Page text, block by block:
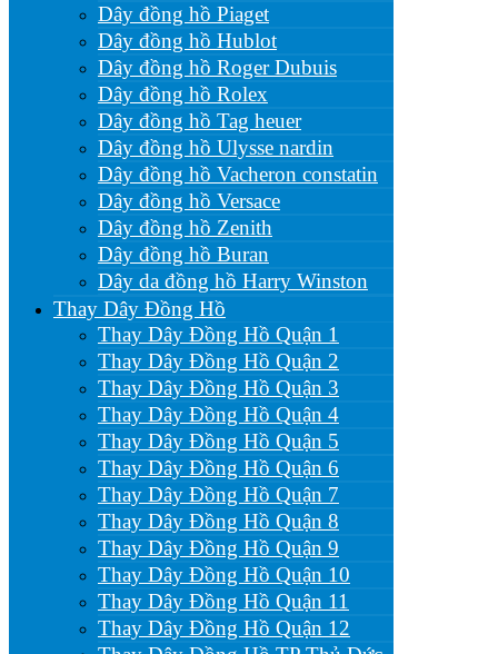
Dây đồng hồ Piaget
Dây đồng hồ Hublot
Dây đồng hồ Roger Dubuis
Dây đồng hồ Rolex
Dây đồng hồ Tag heuer
Dây đồng hồ Ulysse nardin
Dây đồng hồ Vacheron constatin
Dây đồng hồ Versace
Dây đồng hồ Zenith
Dây đồng hồ Buran
Dây da đồng hồ Harry Winston
Thay Dây Đồng Hồ
Thay Dây Đồng Hồ Quận 1
Thay Dây Đồng Hồ Quận 2
Thay Dây Đồng Hồ Quận 3
Thay Dây Đồng Hồ Quận 4
Thay Dây Đồng Hồ Quận 5
Thay Dây Đồng Hồ Quận 6
Thay Dây Đồng Hồ Quận 7
Thay Dây Đồng Hồ Quận 8
Thay Dây Đồng Hồ Quận 9
Thay Dây Đồng Hồ Quận 10
Thay Dây Đồng Hồ Quận 11
Thay Dây Đồng Hồ Quận 12